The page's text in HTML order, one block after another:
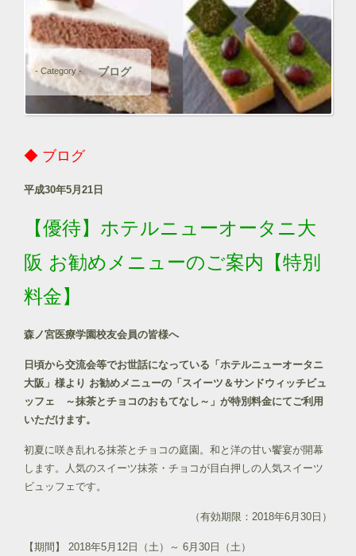
- Category - ブログ
◆ ブログ
平成30年5月21日
【優待】ホテルニューオータニ大
阪 お勧めメニューのご案内【特別
料金】
森ノ宮医療学園校友会員の皆様へ
日頃から交流会等でお世話になっている「ホテルニューオータニ
大阪」様より お勧めメニューの「 スイーツ＆サンドウィッチビュ
ッフェ
～抹茶とチョコのおもてなし～」が特別料金にてご利用
いただけます。
初夏に咲き乱れる抹茶とチョコの庭園。和と洋の甘い饗宴が開幕
します。人気のスイーツ抹茶・チョコが目白押しの人気スイーツ
ビュッフェです。
（有効期限：2018年6月30日）
【期間】 2018年5月12日（土）～ 6月30日（土）